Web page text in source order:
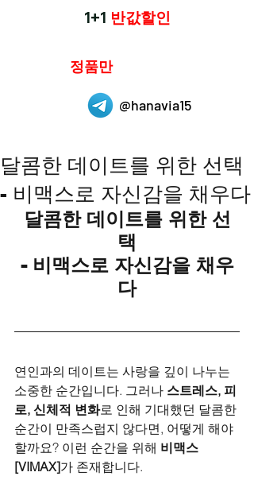
1+1 반값할인
정품만
@hanavia15
달콤한 데이트를 위한 선택
- 비맥스로 자신감을 채우다
달콤한 데이트를 위한 선
택
- 비맥스로 자신감을 채우
다
연인과의 데이트는 사랑을 깊이 나누는
소중한 순간입니다. 그러나 스트레스, 피
로, 신체적 변화로 인해 기대했던 달콤한
순간이 만족스럽지 않다면, 어떻게 해야
할까요? 이런 순간을 위해 비맥스
[VIMAX]가 존재합니다.